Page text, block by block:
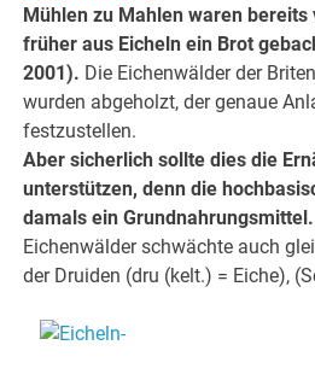
Mühlen zu Mahlen waren
früher aus Eicheln ein Brot
2001). Die Eichenwälder der
wurden abgeholzt, der genaue
festzustellen.
Aber sicherlich sollte dies die
unterstützen, denn die
damals ein Grundnahrungsmittel.
Eichenwälder schwächte auch
der Druiden (dru (kelt.) = Eiche),